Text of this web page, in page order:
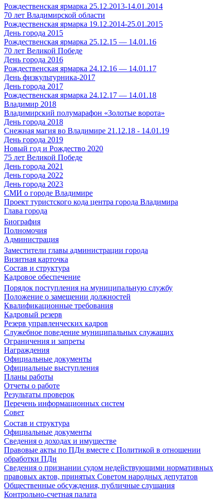
Рождественская ярмарка 25.12.2013-14.01.2014
70 лет Владимирской области
Рождественская ярмарка 19.12.2014-25.01.2015
День города 2015
Рождественская ярмарка 25.12.15 — 14.01.16
70 лет Великой Победе
День города 2016
Рождественская ярмарка 24.12.16 — 14.01.17
День физкультурника-2017
День города 2017
Рождественская ярмарка 24.12.17 — 14.01.18
Владимир 2018
Владимирский полумарафон «Золотые ворота»
День города 2018
Снежная магия во Владимире 21.12.18 - 14.01.19
День города 2019
Новый год и Рождество 2020
75 лет Великой Победе
День города 2021
День города 2022
День города 2023
СМИ о городе Владимире
Проект туристского кода центра города Владимира
Глава города
Биография
Полномочия
Администрация
Заместители главы администрации города
Визитная карточка
Состав и структура
Кадровое обеспечение
Порядок поступления на муниципальную службу
Положение о замещении должностей
Квалификационные требования
Кадровый резерв
Резерв управленческих кадров
Служебное поведение муниципальных служащих
Ограничения и запреты
Награждения
Официальные документы
Официальные выступления
Планы работы
Отчеты о работе
Результаты проверок
Перечень информационных систем
Совет
Состав и структура
Официальные документы
Сведения о доходах и имуществе
Правовые акты по ПДн вместе с Политикой в отношении
обработки ПДн
Сведения о признании судом недействующими нормативных
правовых актов, принятых Советом народных депутатов
Общественные обсуждения, публичные слушания
Контрольно-счетная палата